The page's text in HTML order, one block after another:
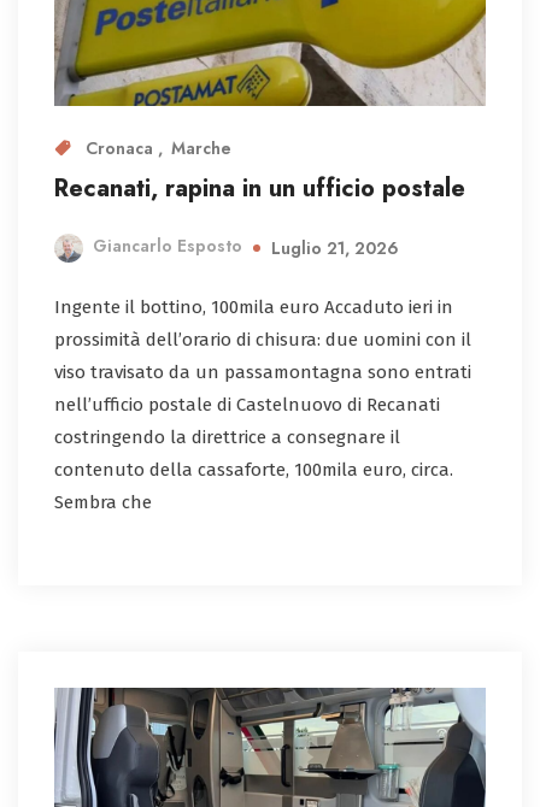
Cronaca Marche
Recanati, rapina in un ufficio postale
Giancarlo Esposto Luglio 21, 2026
Ingente il bottino, 100mila euro Accaduto ieri in
prossimità dell’orario di chisura: due uomini con il
viso travisato da un passamontagna sono entrati
nell’ufficio postale di Castelnuovo di Recanati
costringendo la direttrice a consegnare il
contenuto della cassaforte, 100mila euro, circa.
Sembra che